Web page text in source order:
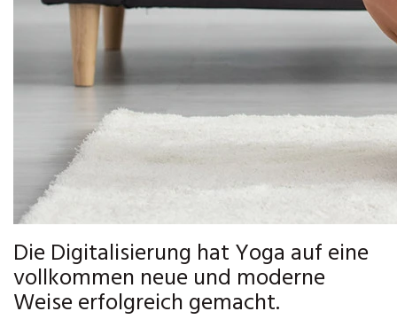
Die Digitalisierung hat Yoga auf eine
vollkommen neue und moderne
Weise erfolgreich gemacht.